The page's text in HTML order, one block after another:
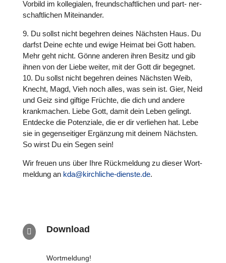
Vorbild im kol­le­gia­len, freund­schaft­li­chen und part- ner­
schaft­li­chen Mit­ein­an­der.
9. Du sollst nicht begehren deines Nächsten Haus. Du
darfst Deine echte und ewige Heimat bei Gott haben.
Mehr geht nicht. Gönne anderen ihren Besitz und gib
ihnen von der Liebe weiter, mit der Gott dir begegnet.
10. Du sollst nicht begehren deines Nächsten Weib,
Knecht, Magd, Vieh noch alles, was sein ist. Gier, Neid
und Geiz sind giftige Früchte, die dich und andere
krank­ma­chen. Liebe Gott, damit dein Leben gelingt.
Entdecke die Poten­ziale, die er dir ver­lie­hen hat. Lebe
sie in gegen­sei­ti­ger Ergän­zung mit deinem Nächsten.
So wirst Du ein Segen sein!
Wir freuen uns über Ihre Rück­mel­dung zu dieser Wort­
mel­dung an kda@kirchliche-dienste.de.
 Download
Wort­mel­dung!